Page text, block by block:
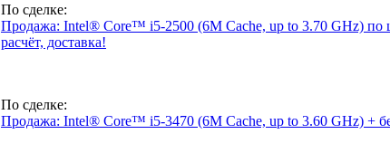
По сделке:
Продажа: Intel® Core™ i5-2500 (6M Cache, up to 3.70 GHz) по
расчёт, доставка!
По сделке:
Продажа: Intel® Core™ i5-3470 (6M Cache, up to 3.60 GHz) +